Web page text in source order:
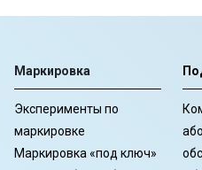
Маркировка
Эксперименты по
маркировке
Маркировка «под ключ»